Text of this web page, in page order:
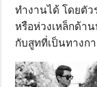
ทำงานได้ โดยตัว
หรือห่วงเหล็กด้า
กับสูทที่เป็นทางก